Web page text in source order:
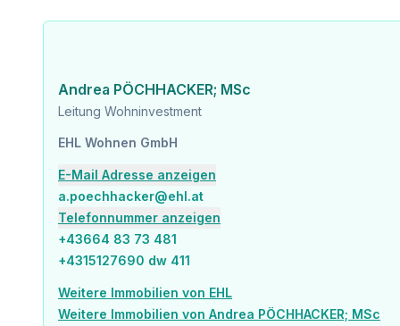
Bäckerei <500m
Einkaufszentrum <1.250m
Sonstige
Bank <250m
Post <750m
Polizei <500m
Verkehr
Bus <250m
Straßenbahn <250m
Bahnhof <750m
Andrea PÖCHHACKER; MSc
Leitung Wohninvestment
EHL Wohnen GmbH
E-Mail Adresse anzeigen
a.poechhacker@ehl.at
Telefonnummer anzeigen
+43664 83 73 481
+4315127690 dw 411
Weitere Immobilien von EHL
Weitere Immobilien von Andrea PÖCHHACKER; MSc